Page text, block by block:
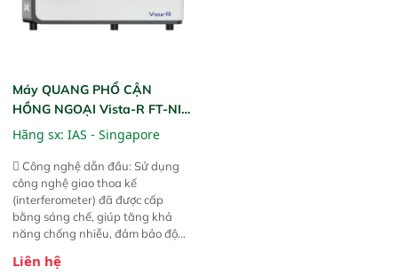
Máy QUANG PHỔ CẬN
HỒNG NGOẠI Vista-R FT-NIR
(Vista-R FT-NIR Analyzer)
Hãng sx: IAS - Singapore
 Công nghệ dẫn đầu: Sử dụng
công nghệ giao thoa kế
(interferometer) đã được cấp
bằng sáng chế, giúp tăng khả
năng chống nhiễu, đảm bảo độ
Phạm vi ứng dụng rộng: Đáp ứng
Liên hệ